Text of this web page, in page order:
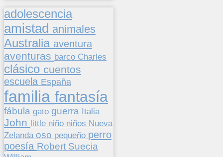
adolescencia
amistad animales
Australia aventura
aventuras barco Charles
clásico cuentos
escuela España
familia fantasía
fábula gato guerra Italia
John little niño niños Nueva
Zelanda oso pequeño perro
poesía Robert Suecia